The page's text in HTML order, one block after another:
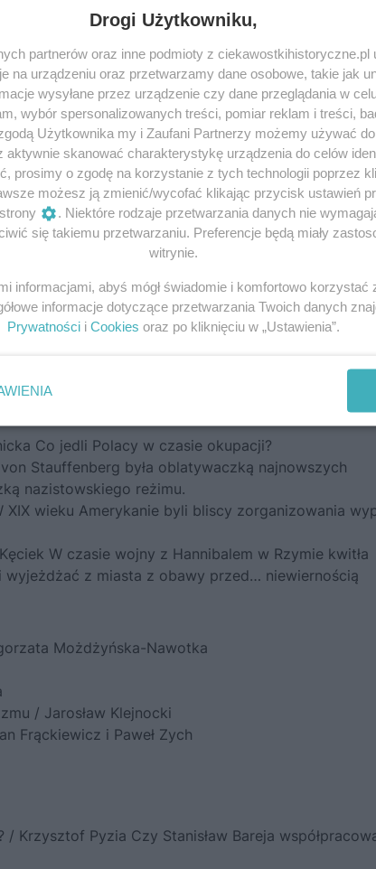
polskim
faraona
jest
się stało ze
na nim PRL-
Andrzeja
Anna
z imperium
Co jedli Polacy w czasie okupacji?
Stauffenberg była oblatywaczką najnowszych
nazistowskiego reżimu.
wieku Amerykanie byli bliscy zorganizowania
W czasie wojny z Hannibalem w Rzymie kwitła
z miasta z obawy przed… niewiernością
Możdżyńska-Nawotka
/ Jarosław Klejnocki
Frąckiewicz i Paweł Zych
Krzysztof Pyzia Czy Stanisław Bareja
Drogi Użytkowniku,
partnerów oraz inne podmioty z ciekawostkihistoryczne.pl
na urządzeniu oraz przetwarzamy dane osobowe, takie jak
wysyłane przez urządzenie czy dane przeglądania w
wybór spersonalizowanych treści, pomiar reklam i treści,
Użytkownika my i Zaufani Partnerzy możemy używać
aktywnie skanować charakterystykę urządzenia do celów
prosimy o zgodę na korzystanie z tych technologii poprzez
możesz ją zmienić/wycofać klikając przycisk ustawień
. Niektóre rodzaje przetwarzania danych nie
się takiemu przetwarzaniu. Preferencje będą miały
witrynie.
informacjami, abyś mógł świadomie i komfortowo
informacje dotyczące przetwarzania Twoich danych
Prywatności i Cookies oraz po kliknięciu w „Ustawienia”.